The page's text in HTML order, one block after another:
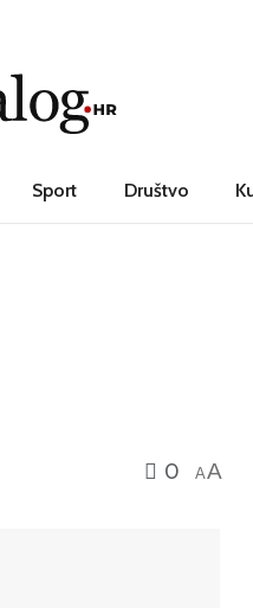
Sport Društvo
0 AA